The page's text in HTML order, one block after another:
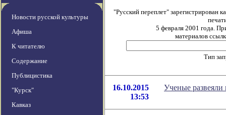
Новости русской культуры
Афиша
К читателю
Содержание
Публицистика
"Курск"
Кавказ
"Русский переплет" зарегистрирован
5 февраля 2001 года.
материалов
Тип
16.10.2015
13:53
Ученые развеяли